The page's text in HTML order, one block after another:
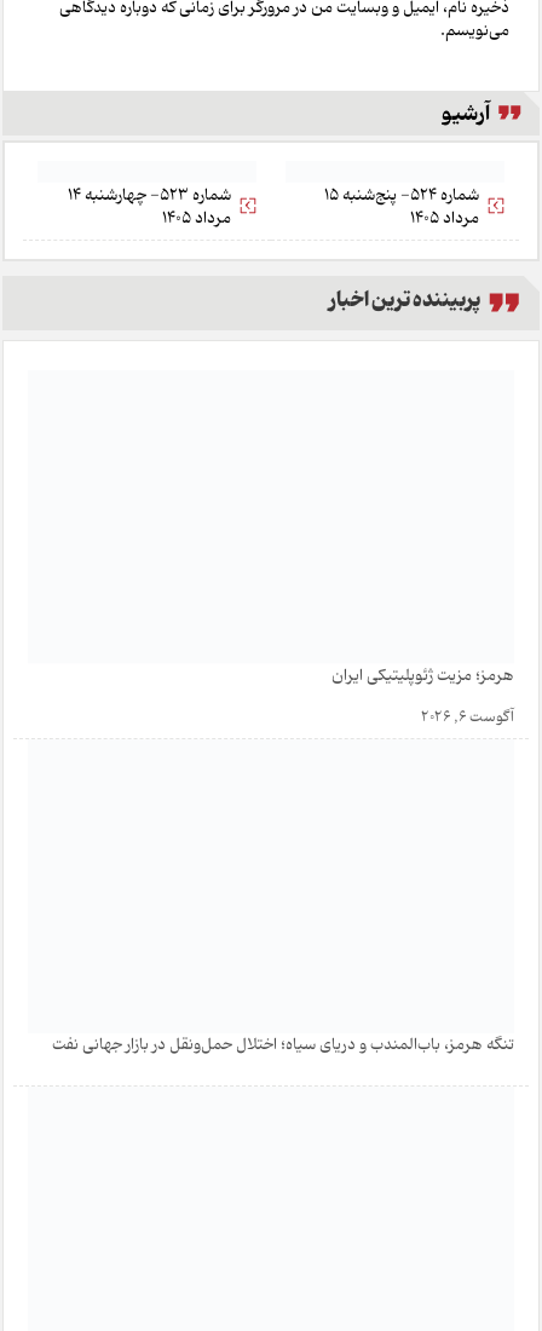
ذخیره نام، ایمیل و وبسایت من در مرورگر برای زمانی که دوباره دیدگاهی
می‌نویسم.
آرشیو
شماره 524- پنج‌شنبه 15
مرداد 1405
شماره 523- چهارشنبه 14
مرداد 1405
پربیننده ترین اخبار
هرمز؛ مزیت ژئوپلیتیکی ایران
آگوست 6, 2026
تنگه هرمز، باب‌المندب و دریای سیاه؛ اختلال حمل‌ونقل در بازار جهانی نفت